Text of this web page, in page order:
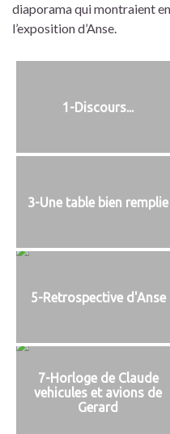
diaporama qui montraient
l’exposition d’Anse.
1-Discours...
3-Une table bien remplie
5-Retrospective d'Anse
7-Horloge de Claude
vehicules et avions de
Gerard